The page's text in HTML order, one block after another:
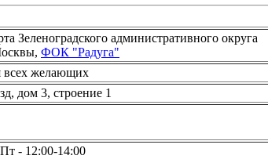
Зеленоградского административного округа
ФОК "Радуга"
всех желающих
дом 3, строение 1
- 12:00-14:00